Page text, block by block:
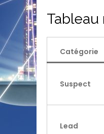
Catégorie
Suspect
Lead